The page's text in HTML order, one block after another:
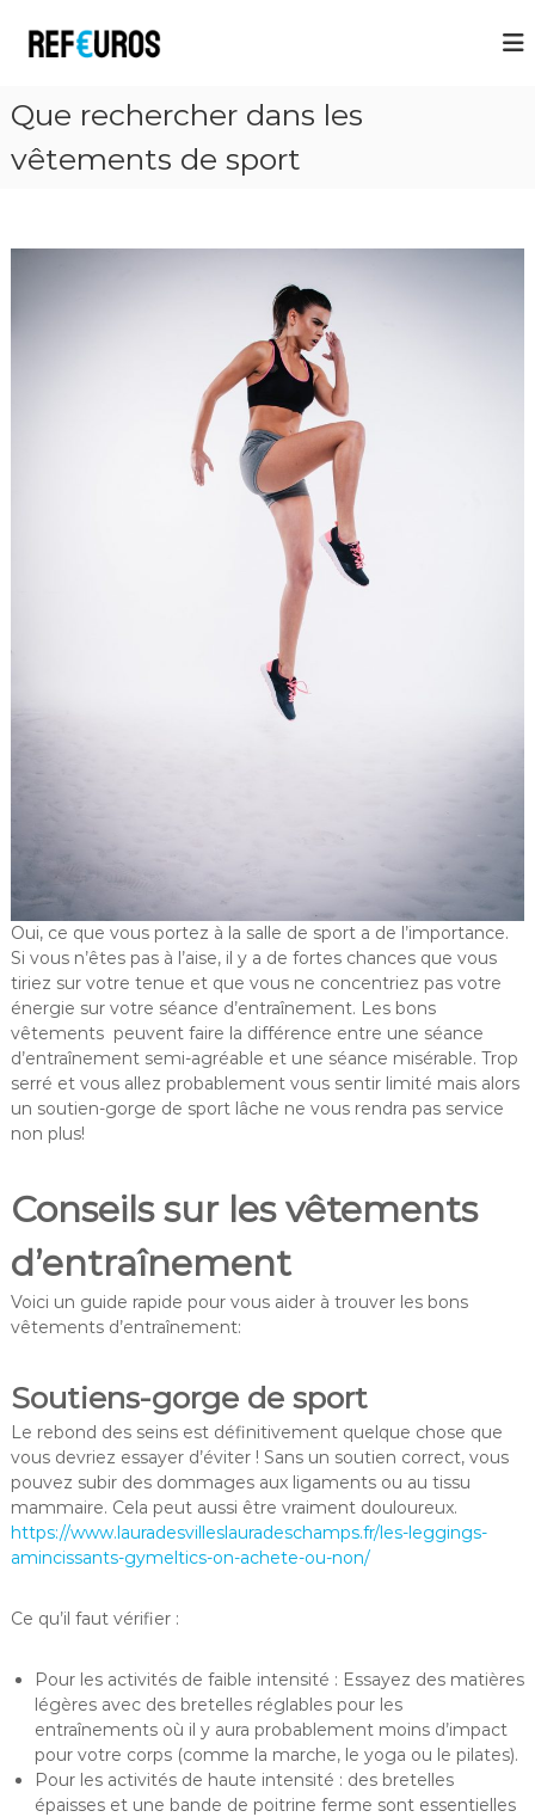
E
u
Que rechercher dans les
vêtements de sport
Oui, ce que vous portez à la salle de sport a de l’importance.
Si vous n’êtes pas à l’aise, il y a de fortes chances que vous
tiriez sur votre tenue et que vous ne concentriez pas votre
énergie sur votre séance d’entraînement. Les bons
vêtements peuvent faire la différence entre une séance
d’entraînement semi-agréable et une séance misérable. Trop
serré et vous allez probablement vous sentir limité mais alors
un soutien-gorge de sport lâche ne vous rendra pas service
non plus!
Conseils sur les vêtements
d’entraînement
Voici un guide rapide pour vous aider à trouver les bons
vêtements d’entraînement:
Soutiens-gorge de sport
Le rebond des seins est définitivement quelque chose que
vous devriez essayer d’éviter ! Sans un soutien correct, vous
pouvez subir des dommages aux ligaments ou au tissu
mammaire. Cela peut aussi être vraiment douloureux.
https://www.lauradesvilleslauradeschamps.fr/les-leggings-
amincissants-gymeltics-on-achete-ou-non/
Ce qu’il faut vérifier :
Pour les activités de faible intensité : Essayez des matières
légères avec des bretelles réglables pour les
entraînements où il y aura probablement moins d’impact
pour votre corps (comme la marche, le yoga ou le pilates).
Pour les activités de haute intensité : des bretelles
épaisses et une bande de poitrine ferme sont essentielles